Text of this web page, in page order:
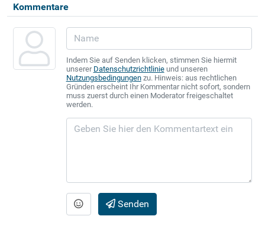
Kommentare
Indem Sie auf Senden klicken, stimmen Sie hiermit
unserer Datenschutzrichtlinieund unseren
Nutzungsbedingungenzu. Hinweis: aus rechtlichen
Gründen erscheint Ihr Kommentar nicht sofort, sondern
muss zuerst durch einen Moderator freigeschaltet
werden.
Senden